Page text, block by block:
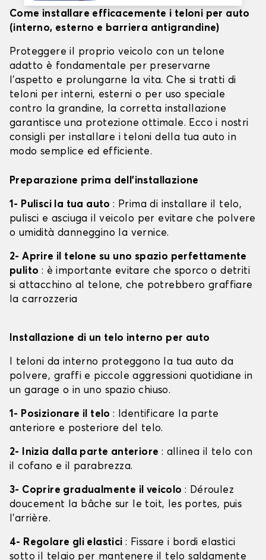
Come installare efficacemente i teloni per auto
(interno, esterno e barriera antigrandine)
Proteggere il proprio veicolo con un telone
adatto è fondamentale per preservarne
l'aspetto e prolungarne la vita. Che si tratti di
teloni per interni, esterni o per uso speciale
contro la grandine, la corretta installazione
garantisce una protezione ottimale. Ecco i nostri
consigli per installare i teloni della tua auto in
modo semplice ed efficiente.
Preparazione prima dell'installazione
1- Pulisci la tua auto: Prima di installare il telo,
pulisci e asciuga il veicolo per evitare che polvere
o umidità danneggino la vernice.
2- Aprire il telone su uno spazio perfettamente
pulito : è importante evitare che sporco o detriti
si attacchino al telone, che potrebbero graffiare
la carrozzeria
Installazione di un telo interno per auto
I teloni da interno proteggono la tua auto da
polvere, graffi e piccole aggressioni quotidiane in
un garage o in uno spazio chiuso.
1- Posizionare il telo: Identificare la parte
anteriore e posteriore del telo.
2- Inizia dalla parte anteriore : allinea il telo con
il cofano e il parabrezza.
3- Coprire gradualmente il veicolo : Déroulez
doucement la bâche sur le toit, les portes, puis
l'arrière.
4- Regolare gli elastici : Fissare i bordi elastici
sotto il telaio per mantenere il telo saldamente